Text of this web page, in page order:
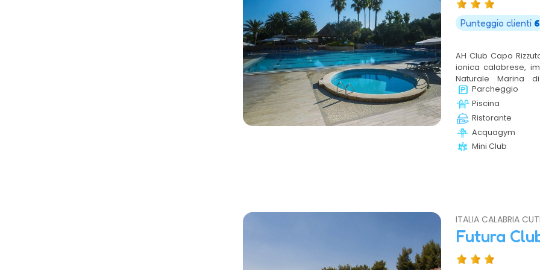
Punteggio clienti 6
AH Club Capo
ionica calabrese,
Naturale Marina
circondata da
spiagge di sabbia
ideale per vacanze
all’aria aperta. La
soggiorno completo
servizi che
alla ricerca di
Parcheggio
Piscina
Ristorante
Acquagym
Mini Club
ITALIA CALABRIA
Futura